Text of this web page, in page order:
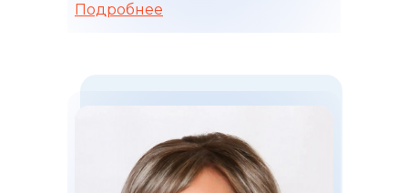
Подробнее